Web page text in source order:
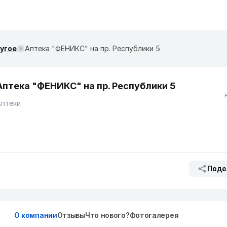
Аптека "ФЕНИКС" на пр. Республики 5
"ФЕНИКС" на пр. Республики 5
О компанииОтзывыЧто нового?Фотогалерея